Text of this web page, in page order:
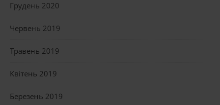
Грудень 2020
Червень 2019
Травень 2019
Квітень 2019
Березень 2019